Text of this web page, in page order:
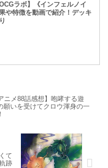
OCGラボ】《インフェルノイ
や特徴を動画で紹介！デッキ
ニメ88話感想】咆哮する遊
いを受けてクロウ渾身の一
て
跡